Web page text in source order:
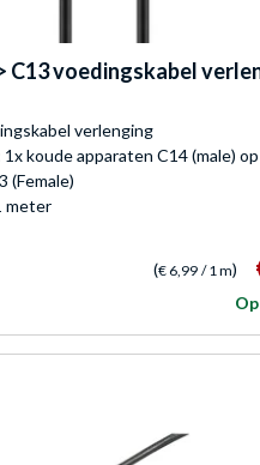
C13 voedingskabel
verlenging
koude apparaten C14 (male)
(Female)
meter
(€ 6,99 / 1 m)